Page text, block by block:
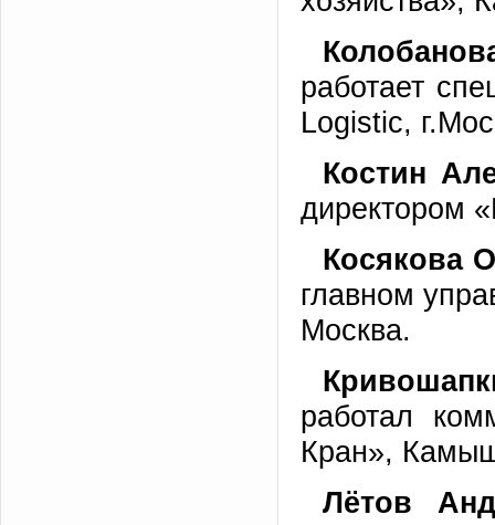
работает
Logistic,
Костин
директором
Косякова
главном
Москва.
работал
Кран»,
Лётов